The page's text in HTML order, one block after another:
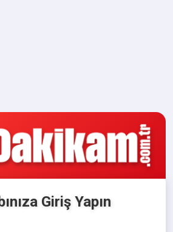
Giriş Yapın